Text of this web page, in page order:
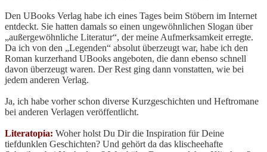
Den UBooks Verlag habe ich eines Tages beim Stöbern im Internet
entdeckt. Sie hatten damals so einen ungewöhnlichen Slogan über
„außergewöhnliche Literatur“, der meine Aufmerksamkeit erregte.
Da ich von den „Legenden“ absolut überzeugt war, habe ich den
Roman kurzerhand UBooks angeboten, die dann ebenso schnell
davon überzeugt waren. Der Rest ging dann vonstatten, wie bei
jedem anderen Verlag.
Ja, ich habe vorher schon diverse Kurzgeschichten und Heftromane
bei anderen Verlagen veröffentlicht.
Literatopia: Woher holst Du Dir die Inspiration für Deine
tiefdunklen Geschichten? Und gehört da das klischeehafte